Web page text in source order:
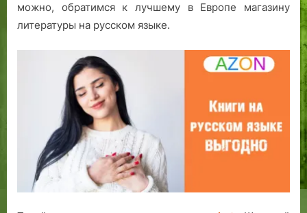
можно, обратимся к лучшему в Европе магазину
литературы на русском языке.